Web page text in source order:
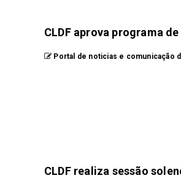
CLDF aprova programa
Portal de noticias e comunicação
CLDF realiza sessão